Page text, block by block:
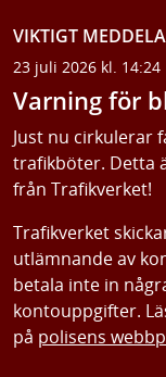
VIKTIGT
23 juli 2026 kl. 14:24
Varning för
Just nu cirkulerar
trafikböter. Detta
från Trafikverket!
Trafikverket
utlämnande av
betala inte in
kontouppgifter.
på polisens